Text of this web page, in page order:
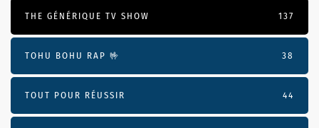
THE GÉNÉRIQUE TV SHOW 137
TOHU BOHU RAP 🤟 38
TOUT POUR RÉUSSIR 44